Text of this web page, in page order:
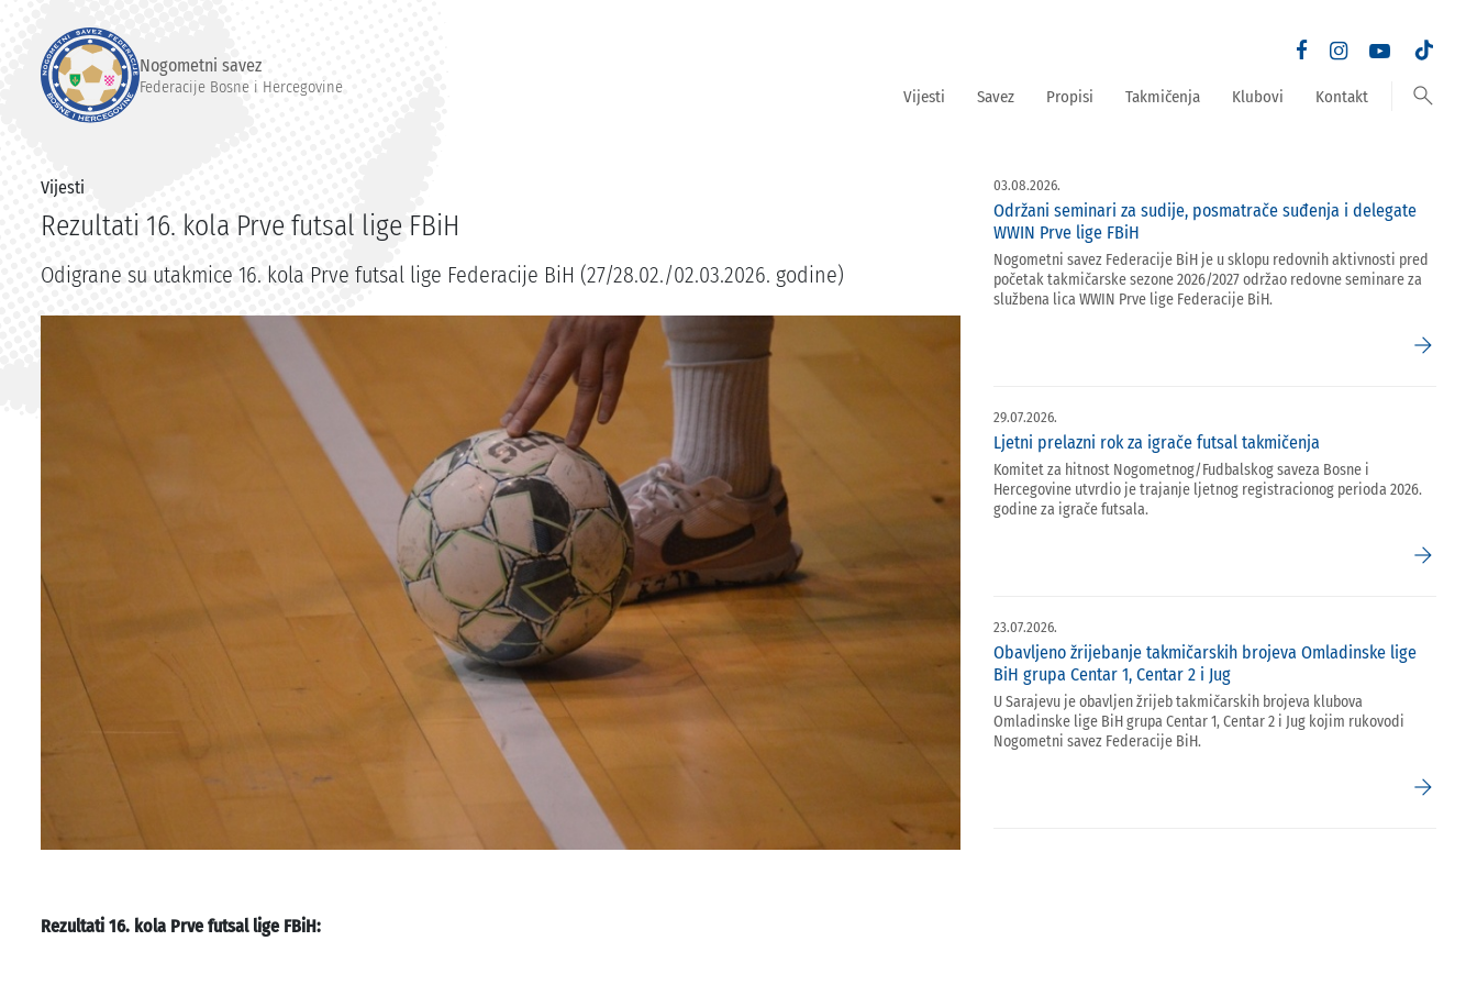
Nogometni savez
Federacije Bosne i Hercegovine Vijesti Savez Propisi Takmičenja Klubovi Kontakt search
Vijesti
Rezultati 16. kola Prve futsal lige FBiH
Odigrane su utakmice 16. kola Prve futsal lige Federacije BiH (27/28.02./02.03.2026. godine)
Rezultati 16. kola Prve futsal lige FBiH:
03.08.2026.
Održani seminari za sudije, posmatrače suđenja i delegate
WWIN Prve lige FBiH
Nogometni savez Federacije BiH je u sklopu redovnih aktivnosti pred
početak takmičarske sezone 2026/2027 održao redovne seminare za
službena lica WWIN Prve lige Federacije BiH.
arrow_forward
29.07.2026.
Ljetni prelazni rok za igrače futsal takmičenja
Komitet za hitnost Nogometnog/Fudbalskog saveza Bosne i
Hercegovine utvrdio je trajanje ljetnog registracionog perioda 2026.
godine za igrače futsala.
arrow_forward
23.07.2026.
Obavljeno žrijebanje takmičarskih brojeva Omladinske lige
BiH grupa Centar 1, Centar 2 i Jug
U Sarajevu je obavljen žrijeb takmičarskih brojeva klubova
Omladinske lige BiH grupa Centar 1, Centar 2 i Jug kojim rukovodi
Nogometni savez Federacije BiH.
arrow_forward